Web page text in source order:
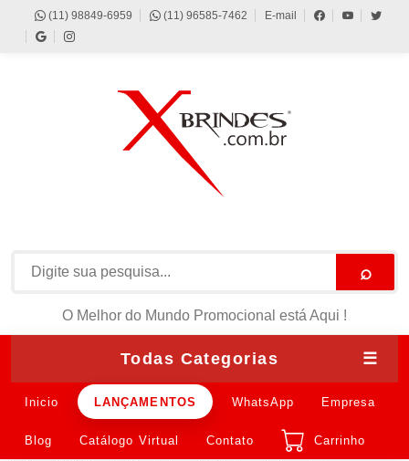
(11) 98849-6959 (11) 96585-7462 E-mail
⌕
O Melhor do Mundo Promocional está Aqui !
Todas Categorias ☰
Inicio LANÇAMENTOS WhatsApp Empresa
Blog Catálogo Virtual Contato Carrinho